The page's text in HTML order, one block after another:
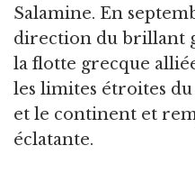
Salamine. En
direction du brillant
la flotte grecque
les limites étroites
et le continent et
éclatante.